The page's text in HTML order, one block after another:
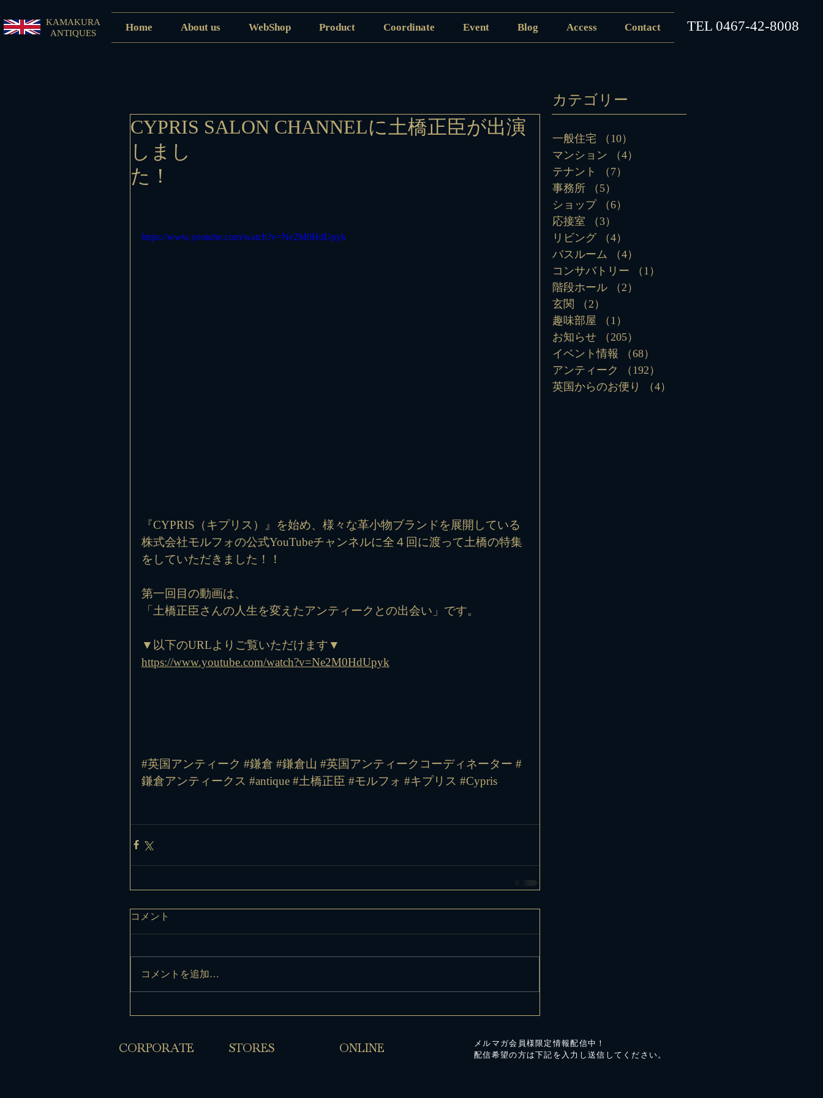
KAMAKURA
ANTIQUES
Home About us WebShop Product Coordinate Event Blog Access Contact ​TEL 0467-42-8008
CYPRIS SALON CHANNELに土橋正臣が出演
しまし
た！
https://www.youtube.com/watch?v=Ne2M0HdUpyk
『CYPRIS（キプリス）』を始め、様々な革小物ブランドを展開している
株式会社モルフォの公式YouTubeチャンネルに全４回に渡って土橋の特集
をしていただきました！！
第一回目の動画は、
「土橋正臣さんの人生を変えたアンティークとの出会い」です。
▼以下のURLよりご覧いただけます▼
https://www.youtube.com/watch?v=Ne2M0HdUpyk
#英国アンティーク #鎌倉 #鎌倉山 #英国アンティークコーディネーター #
鎌倉アンティークス #antique #土橋正臣 #モルフォ #キプリス #Cypris
コメント
コメントを追加…
カテゴリー
一般住宅 （10）
マンション
（4）
テナント
（7）
事務所
（5）
ショップ
（6）
応接室
（3）
リビング
（4）
バスルーム
（4）
コンサバトリー
（1）
階段ホール
（2）
玄関
（2）
趣味部屋
（1）
お知らせ
（205）
イベント情報
（68）
アンティーク
（192）
英国からのお便り
（4）
​CORPORATE ​STORES ONLINE
メルマガ会員様限定情報配信中！
配信希望の方は下記を入力し送信してください。